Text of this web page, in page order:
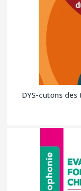
DYS-cutons